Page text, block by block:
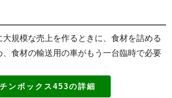
規模な売上を作るときに、食材を詰める
食材の輸送用の車がもう一台臨時で必要
ンボックス453の詳細